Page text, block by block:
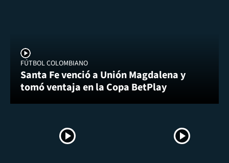
FÚTBOL COLOMBIANO
Santa Fe venció a Unión Magdalena y
tomó ventaja en la Copa BetPlay